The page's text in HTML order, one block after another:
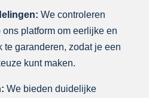
We controleren
platform om eerlijke en
te garanderen, zodat je een
kunt maken.
We bieden duidelijke